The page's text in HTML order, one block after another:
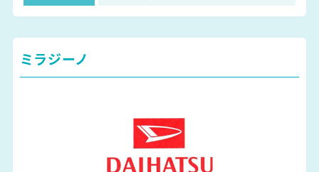
ミラジーノ